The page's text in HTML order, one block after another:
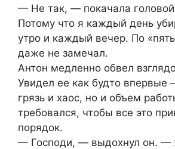
— Не так, — покачала
Потому что я каждый день
утро и каждый вечер. По
даже не замечал.
Антон медленно обвел
Увидел ее как будто впервые
грязь и хаос, но и объем
требовался, чтобы все это
порядок.
— Господи, — выдохнул он. —